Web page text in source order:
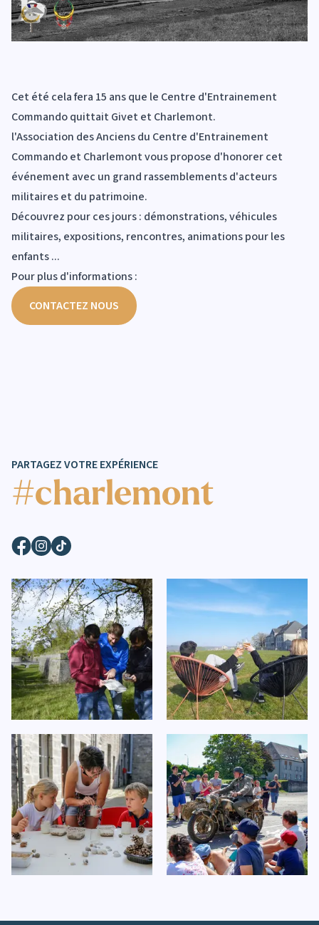
Cet été cela fera 15 ans que le Centre d'Entrainement
Commando quittait Givet et Charlemont.
l'Association des Anciens du Centre d'Entrainement
Commando et Charlemont vous propose d'honorer cet
événement avec un grand rassemblements d'acteurs
militaires et du patrimoine.
Découvrez pour ces jours : démonstrations, véhicules
militaires, expositions, rencontres, animations pour les
enfants ...
Pour plus d'informations :
CONTACTEZ NOUS
PARTAGEZ VOTRE EXPÉRIENCE
#charlemont